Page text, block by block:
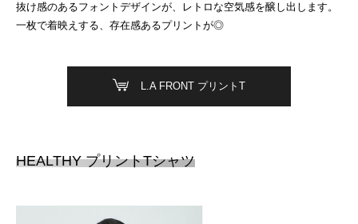
抜け感のあるフォントデザインが、レトロな空気感を醸し出します。
一枚で着映えする、存在感あるプリントが◎
L.A FRONT プリントT
HEALTHY プリントTシャツ